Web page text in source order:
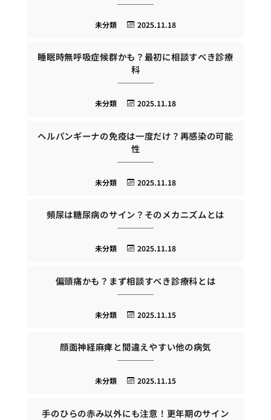
2025.11.18
未分類
睡眠時無呼吸症候群かも？最初に相談すべき診療
科
2025.11.18
未分類
ヘルパンギーナの免疫は一度だけ？再感染の可能
性
2025.11.18
未分類
頻尿は糖尿病のサイン？そのメカニズムとは
2025.11.18
未分類
偏頭痛かも？まず相談すべき診療科とは
2025.11.15
未分類
顔面神経麻痺と間違えやすい他の病気
2025.11.15
未分類
手のひらの赤み以外にも注意！更年期のサイン